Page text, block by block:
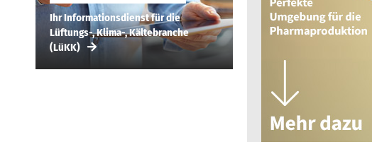
Ihr Informationsdienst für die
Lüftungs-, Klima-, Kältebranche
(LüKK)